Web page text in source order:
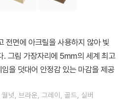
전면에 아크릴을 사용하지 않아 빛
. 그림 가장자리에 5mm의 세계 최고
을 덧대어 안정감 있는 마감을 제공
넛, 브라운, 그레이, 골드, 실버